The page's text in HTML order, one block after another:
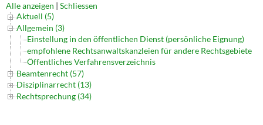
Alle anzeigen | Schliessen
Aktuell (5)
Allgemein (3)
Einstellung in den öffentlichen Dienst (persönliche Eignung)
empfohlene Rechtsanwaltskanzleien für andere Rechtsgebiete
Öffentliches Verfahrensverzeichnis
Beamtenrecht (57)
Disziplinarrecht (13)
Rechtsprechung (34)